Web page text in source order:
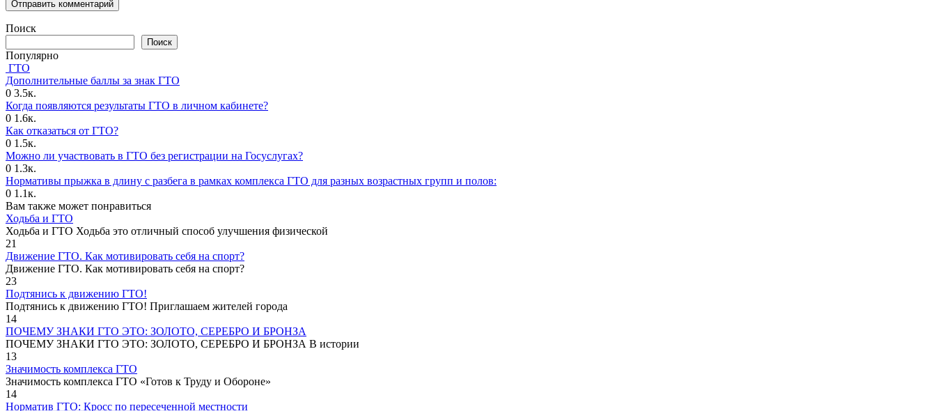
Поиск
Поиск
Популярно
ГТО
Дополнительные баллы за знак ГТО
0 3.5к.
Когда появляются результаты ГТО в личном кабинете?
0 1.6к.
Как отказаться от ГТО?
0 1.5к.
Можно ли участвовать в ГТО без регистрации на Госуслугах?
0 1.3к.
Нормативы прыжка в длину с разбега в рамках комплекса ГТО для разных возрастных групп и полов:
0 1.1к.
Вам также может понравиться
Ходьба и ГТО
Ходьба и ГТО Ходьба это отличный способ улучшения физической
21
Движение ГТО. Как мотивировать себя на спорт?️
Движение ГТО. Как мотивировать себя на спорт?
23
Подтянись к движению ГТО!
Подтянись к движению ГТО! Приглашаем жителей города
14
ПОЧЕМУ ЗНАКИ ГТО ЭТО: ЗОЛОТО, СЕРЕБРО И БРОНЗА
ПОЧЕМУ ЗНАКИ ГТО ЭТО: ЗОЛОТО, СЕРЕБРО И БРОНЗА В истории
13
Значимость комплекса ГТО
Значимость комплекса ГТО «Готов к Труду и Обороне»
14
Норматив ГТО: Кросс по пересеченной местности